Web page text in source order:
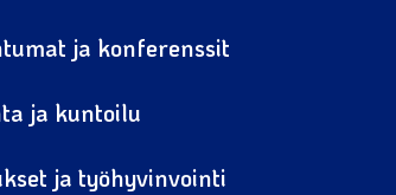
ja konferenssit
ja kuntoilu
ja työhyvinvointi